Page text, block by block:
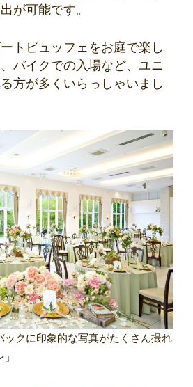
が可能です。
トビュッフェをお庭で楽し
バイクでの入場など、ユニ
方が多くいらっしゃいまし
クに印象的な写真がたくさん撮れ